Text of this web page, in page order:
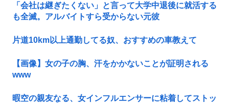
「会社は継ぎたくない」と言って大学中退後に就活する
も全滅。アルバイトすら受からない元彼
片道10km以上通勤してる奴、おすすめの車教えて
【画像】女の子の胸、汗をかかないことが証明される
www
暇空の親友なる、女インフルエンサーに粘着してストッ